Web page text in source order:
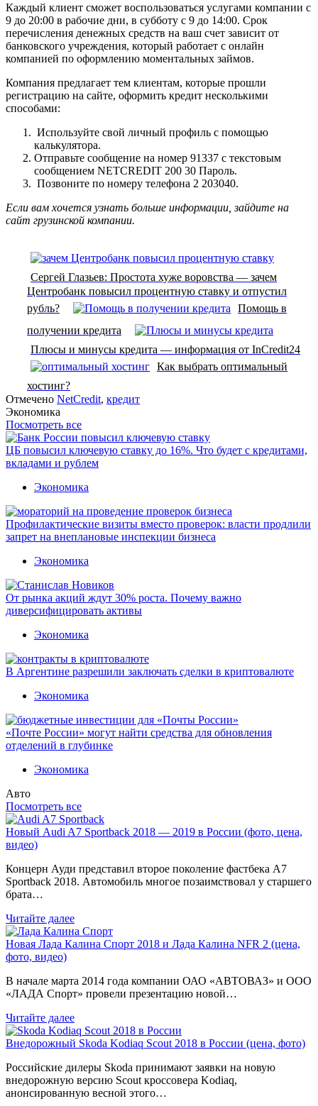
Каждый клиент сможет воспользоваться услугами компании с
9 до 20:00 в рабочие дни, в субботу с 9 до 14:00. Срок
перечисления денежных средств на ваш счет зависит от
банковского учреждения, который работает с онлайн
компанией по оформлению моментальных займов.
Компания предлагает тем клиентам, которые прошли
регистрацию на сайте, оформить кредит несколькими
способами:
Используйте свой личный профиль с помощью
калькулятора.
Отправьте сообщение на номер 91337 с текстовым
сообщением NETCREDIT 200 30 Пароль.
Позвоните по номеру телефона 2 203040.
Если вам хочется узнать больше информации, зайдите на
сайт грузинской компании.
Сергей Глазьев: Простота хуже воровства — зачем
Центробанк повысил процентную ставку и отпустил
рубль?
Помощь в
получении кредита
Плюсы и минусы кредита — информация от InCredit24
Как выбрать оптимальный
хостинг?
Отмечено NetCredit, кредит
Экономика
Посмотреть все
ЦБ повысил ключевую ставку до 16%. Что будет с кредитами,
вкладами и рублем
Экономика
Профилактические визиты вместо проверок: власти продлили
запрет на внеплановые инспекции бизнеса
Экономика
От рынка акций ждут 30% роста. Почему важно
диверсифицировать активы
Экономика
В Аргентине разрешили заключать сделки в криптовалюте
Экономика
«Почте России» могут найти средства для обновления
отделений в глубинке
Экономика
Авто
Посмотреть все
Новый Audi A7 Sportback 2018 — 2019 в России (фото, цена,
видео)
Концерн Ауди представил второе поколение фастбека A7
Sportback 2018. Автомобиль многое позаимствовал у старшего
брата…
Читайте далее
Новая Лада Калина Спорт 2018 и Лада Калина NFR 2 (цена,
фото, видео)
В начале марта 2014 года компании ОАО «АВТОВАЗ» и ООО
«ЛАДА Спорт» провели презентацию новой…
Читайте далее
Внедорожный Skoda Kodiaq Scout 2018 в России (цена, фото)
Российские дилеры Skoda принимают заявки на новую
внедорожную версию Scout кроссовера Kodiaq,
анонсированную весной этого…